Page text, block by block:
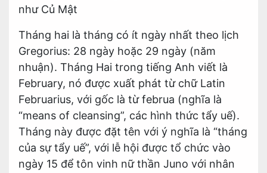
như Củ Mật
Tháng hai là tháng có ít ngày nhất theo lịch
Gregorius: 28 ngày hoặc 29 ngày (năm
nhuận). Tháng Hai trong tiếng Anh viết là
February, nó được xuất phát từ chữ Latin
Februarius, với gốc là từ februa (nghĩa là
“means of cleansing”, các hình thức tẩy uế).
Tháng này được đặt tên với ý nghĩa là “tháng
của sự tẩy uế”, với lễ hội được tổ chức vào
ngày 15 để tôn vinh nữ thần Juno với nhân